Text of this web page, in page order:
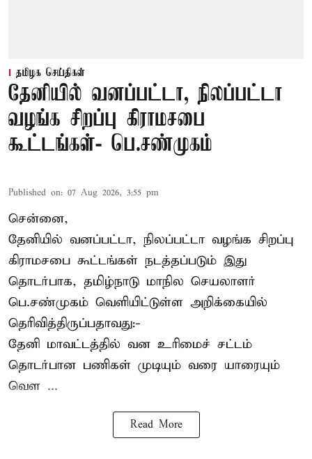
தமிழக செய்திகள்
தேனியில் வனப்பட்டா, நிலப்பட்டா
வழங்க சிறப்பு கிராமசபை
கூட்டங்கள்- பெ.சண்முகம்
Published on: 07 Aug 2026, 3:55 pm
சென்னை,
தேனியில் வனப்பட்டா, நிலப்பட்டா வழங்க சிறப்பு
கிராமசபை கூட்டங்கள் நடத்தப்படும் இது
தொடர்பாக, தமிழ்நாடு மாநில செயலாளர்
பெ.சண்முகம் வெளியிட்டுள்ள அறிக்கையில்
தெரிவித்திருப்பதாவது:-
தேனி மாவட்டத்தில் வன உரிமைச் சட்டம்
தொடர்பான பணிகள் முடியும் வரை யாரையும்
வெள ...
Read More